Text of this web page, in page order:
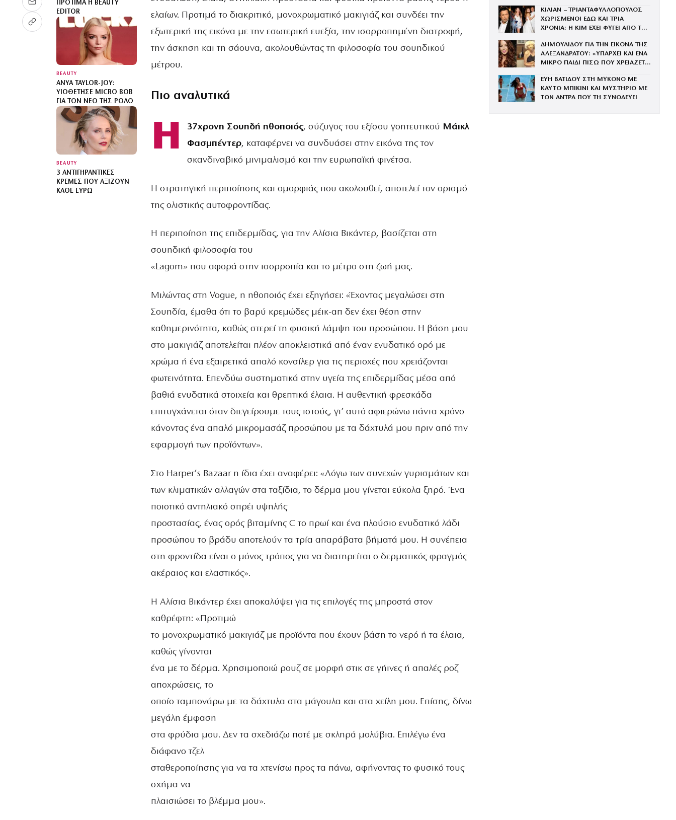
ΠΡΟΤΙΜΆ Η BEAUTY
EDITOR
BEAUTY
ANYA TAYLOR-JOY:
ΥΙΟΘΈΤΗΣΕ MICRO BOB
ΓΙΑ ΤΟΝ ΝΈΟ ΤΗΣ ΡΌΛΟ
BEAUTY
3 ΑΝΤΙΓΗΡΑΝΤΙΚΈΣ
ΚΡΈΜΕΣ ΠΟΥ ΑΞΊΖΟΥΝ
ΚΆΘΕ ΕΥΡΏ
ελαίων. Προτιμά το διακριτικό, μονοχρωματικό μακιγιάζ και συνδέει την
εξωτερική της εικόνα με την εσωτερική ευεξία, την ισορροπημένη διατροφή,
την άσκηση και τη σάουνα, ακολουθώντας τη φιλοσοφία του σουηδικού
μέτρου.
Πιο αναλυτικά
Η 37χρονη Σουηδή ηθοποιός, σύζυγος του εξίσου γοητευτικού Μάικλ
Φασμπέντερ, καταφέρνει να συνδυάσει στην εικόνα της τον
σκανδιναβικό μινιμαλισμό και την ευρωπαϊκή φινέτσα.
Η στρατηγική περιποίησης και ομορφιάς που ακολουθεί, αποτελεί τον ορισμό
της ολιστικής αυτοφροντίδας.
Η περιποίηση της επιδερμίδας, για την Αλίσια Βικάντερ, βασίζεται στη
σουηδική φιλοσοφία του
«Lagom» που αφορά στην ισορροπία και το μέτρο στη ζωή μας.
Μιλώντας στη Vogue, η ηθοποιός έχει εξηγήσει: «Έχοντας μεγαλώσει στη
Σουηδία, έμαθα ότι το βαρύ κρεμώδες μέικ-απ δεν έχει θέση στην
καθημερινότητα, καθώς στερεί τη φυσική λάμψη του προσώπου. Η βάση μου
στο μακιγιάζ αποτελείται πλέον αποκλειστικά από έναν ενυδατικό ορό με
χρώμα ή ένα εξαιρετικά απαλό κονσίλερ για τις περιοχές που χρειάζονται
φωτεινότητα. Επενδύω συστηματικά στην υγεία της επιδερμίδας μέσα από
βαθιά ενυδατικά στοιχεία και θρεπτικά έλαια. Η αυθεντική φρεσκάδα
επιτυγχάνεται όταν διεγείρουμε τους ιστούς, γι’ αυτό αφιερώνω πάντα χρόνο
κάνοντας ένα απαλό μικρομασάζ προσώπου με τα δάχτυλά μου πριν από την
εφαρμογή των προϊόντων».
Στο Harper’s Bazaar η ίδια έχει αναφέρει: «Λόγω των συνεχών γυρισμάτων και
των κλιματικών αλλαγών στα ταξίδια, το δέρμα μου γίνεται εύκολα ξηρό. Ένα
ποιοτικό αντηλιακό σπρέι υψηλής
προστασίας, ένας ορός βιταμίνης C το πρωί και ένα πλούσιο ενυδατικό λάδι
προσώπου το βράδυ αποτελούν τα τρία απαράβατα βήματά μου. Η συνέπεια
στη φροντίδα είναι ο μόνος τρόπος για να διατηρείται ο δερματικός φραγμός
ακέραιος και ελαστικός».
Η Αλίσια Βικάντερ έχει αποκαλύψει για τις επιλογές της μπροστά στον
καθρέφτη: «Προτιμώ
το μονοχρωματικό μακιγιάζ με προϊόντα που έχουν βάση το νερό ή τα έλαια,
καθώς γίνονται
ένα με το δέρμα. Χρησιμοποιώ ρουζ σε μορφή στικ σε γήινες ή απαλές ροζ
αποχρώσεις, το
οποίο ταμπονάρω με τα δάχτυλα στα μάγουλα και στα χείλη μου. Επίσης, δίνω
μεγάλη έμφαση
στα φρύδια μου. Δεν τα σχεδιάζω ποτέ με σκληρά μολύβια. Επιλέγω ένα
διάφανο τζελ
σταθεροποίησης για να τα χτενίσω προς τα πάνω, αφήνοντας το φυσικό τους
σχήμα να
πλαισιώσει το βλέμμα μου».
ΚΙΛΙΑΝ – ΤΡΙΑΝΤΑΦΥΛΛΟΠΟΥΛΟΣ
ΧΩΡΙΣΜΕΝΟΙ ΕΔΩ ΚΑΙ ΤΡΙΑ
ΧΡΟΝΙΑ: Η ΚΙΜ ΕΧΕΙ ΦΥΓΕΙ ΑΠΟ ΤΟ
ΔΗΜΟΥΛΙΔΟΥ ΓΙΑ ΤΗΝ ΕΙΚΟΝΑ ΤΗΣ
ΑΛΕΞΑΝΔΡΑΤΟΥ: «ΥΠΑΡΧΕΙ ΚΑΙ ΕΝΑ
ΜΙΚΡΟ ΠΑΙΔΙ ΠΙΣΩ ΠΟΥ ΧΡΕΙΑΖΕΤΑΙ
ΕΥΗ ΒΑΤΙΔΟΥ ΣΤΗ ΜΥΚΟΝΟ ΜΕ
ΚΑΥΤΟ ΜΠΙΚΙΝΙ ΚΑΙ ΜΥΣΤΗΡΙΟ ΜΕ
ΤΟΝ ΑΝΤΡΑ ΠΟΥ ΤΗ ΣΥΝΟΔΕΥΕΙ